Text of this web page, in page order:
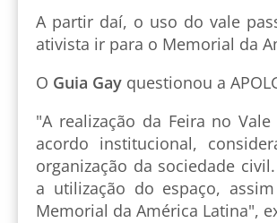
A partir daí, o uso do vale
ativista ir para o Memorial da
O Guia Gay questionou a
"A realização da Feira no
acordo institucional,
organização da sociedade
a utilização do espaço,
Memorial da América Latina",